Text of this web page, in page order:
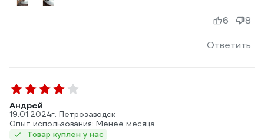
Ответить
6 8
Андрей
19.01.2024г. Петрозаводск
Опыт использования: Менее месяца
Товар куплен у нас